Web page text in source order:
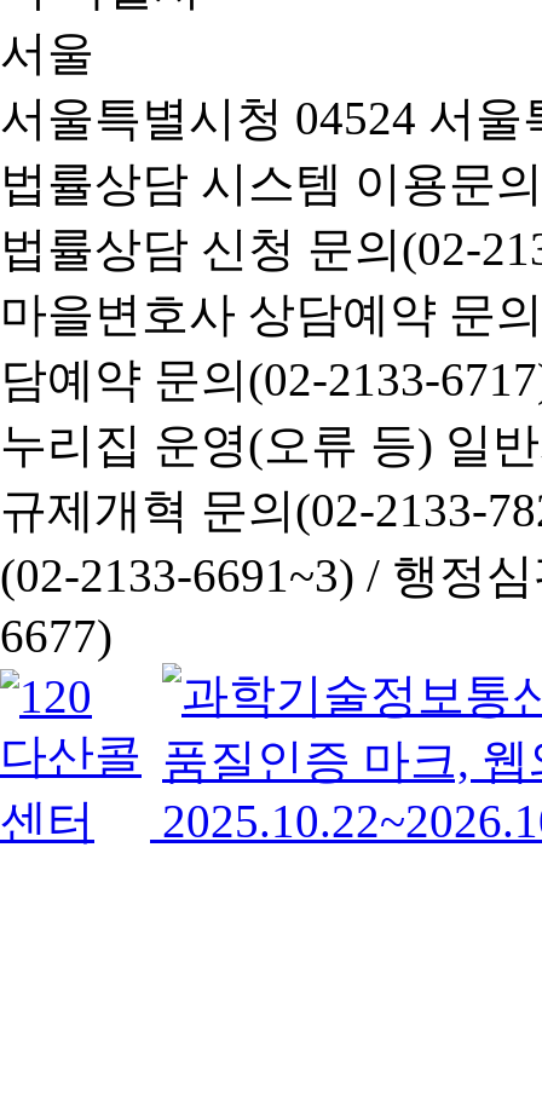
서울특별시청 04524 서
법률상담 시스템 이용문
법률상담 신청 문의(02-
마을변호사 상담예약 문
담예약 문의(02-2133-
누리집 운영(오류 등) 일
규제개혁 문의(02-2133-
(02-2133-6691~3) / 행정심
6677)